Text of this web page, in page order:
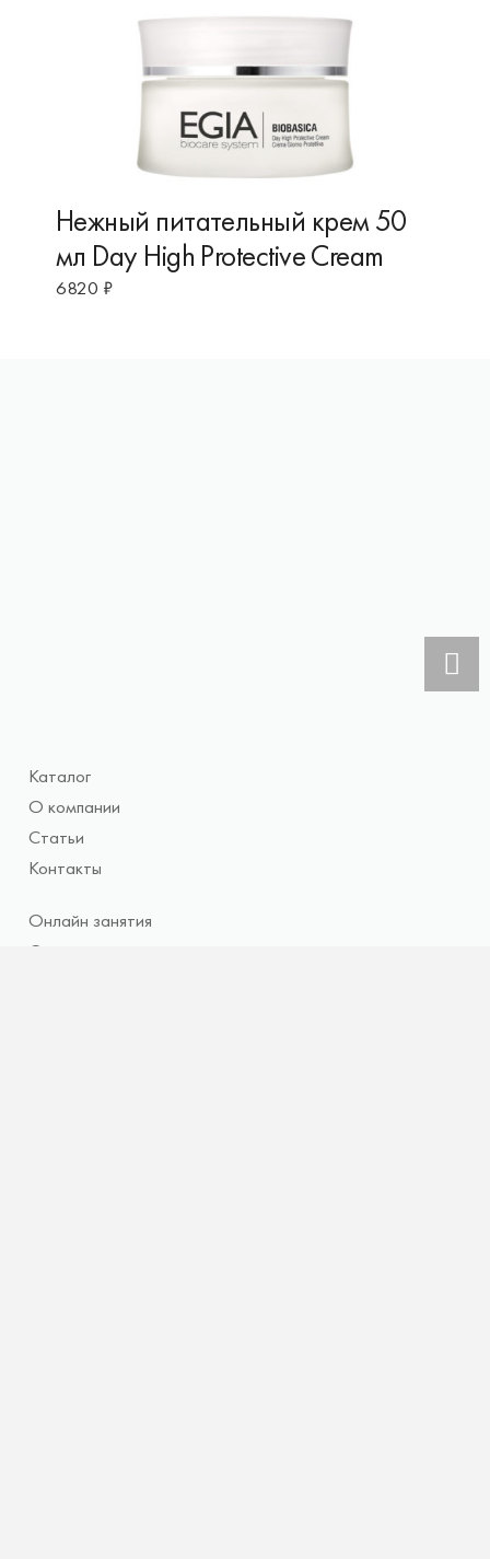
Нежный питательный крем 50
мл Day High Protective Cream
6820 ₽
Каталог
О компании
Статьи
Контакты
Онлайн занятия
Стать моделью